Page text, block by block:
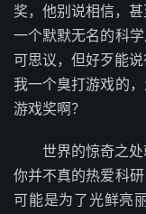
奖，他别说相信，甚
一个默默无名的科
可思议，但好歹能说
我一个臭打游戏的
游戏奖啊？
世界的惊奇之处
你并不真的热爱科
可能是为了光鲜亮